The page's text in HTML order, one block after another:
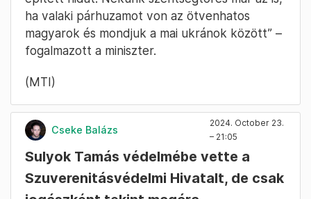
ha valaki párhuzamot von az ötvenhatos
magyarok és mondjuk a mai ukránok között” –
fogalmazott a miniszter.
(MTI)
Cseke Balázs
2024. October 23.
– 21:05
Sulyok Tamás védelmébe vette a
Szuverenitásvédelmi Hivatalt, de csak